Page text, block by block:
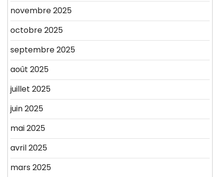
novembre 2025
octobre 2025
septembre 2025
août 2025
juillet 2025
juin 2025
mai 2025
avril 2025
mars 2025